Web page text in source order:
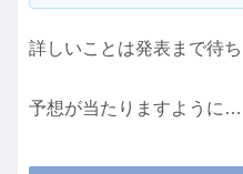
詳しいことは発表まで待ち
予想が当たりますように…